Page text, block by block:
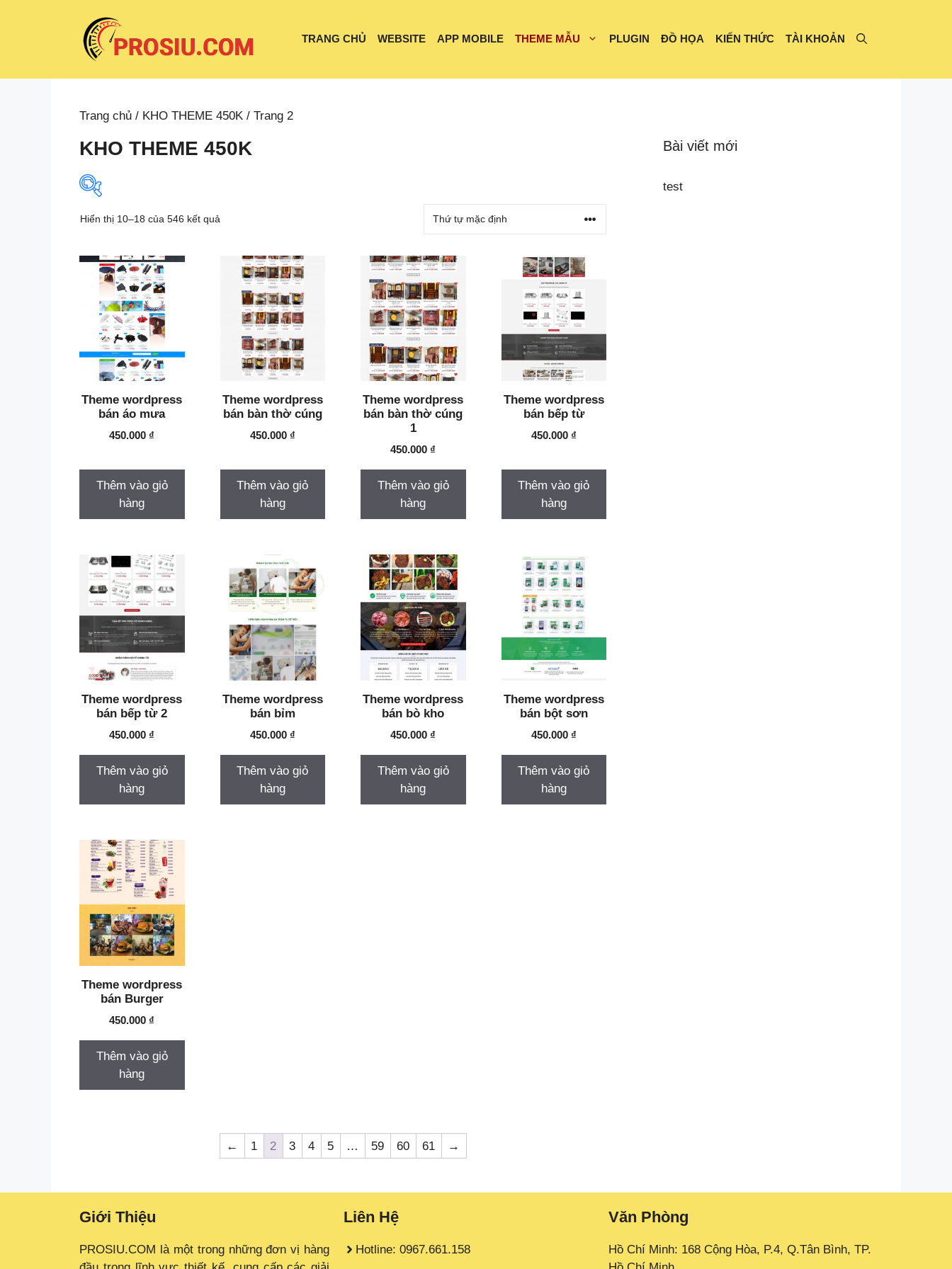
TRANG CHỦ WEBSITE APP MOBILE THEME MẪU PLUGIN ĐỒ HỌA KIẾN THỨC TÀI KHOẢN
Trang chủ / KHO THEME 450K / Trang 2
KHO THEME 450K
Danh mục sản phẩm
Theme Bán Hàng
Theme Bán Hoa
Theme Bán Khoá học
Theme Bán Ô Tô
Theme Bất động sản
Theme Cơ Khí
Theme Dịch Vụ
Theme Điện Máy
Theme Du lịch
Theme Giới Thiệu Công TY
Theme Hot
Theme Khách sạn
Theme Landing page
Theme Mỹ Phẩm
Theme Nhà hàng
Theme Spa
Theme studio áo cưới
Theme Thực Phẩm
Theme Thực Phẩm Chức
Năng
Theme Tin tức
Theme trường Học
Theme WordPress Nội Thất
Theme Xây dựng
Theme Y Tế
Theme Y Tế Sức Khỏe
Hiển thị 10–18 của 546 kết quả
Theme wordpress
bán áo mưa
450.000 ₫
Thêm vào giỏ
hàng
Theme wordpress
bán bàn thờ cúng
450.000 ₫
Thêm vào giỏ
hàng
Theme wordpress
bán bàn thờ cúng
1
450.000 ₫
Thêm vào giỏ
hàng
Theme wordpress
bán bếp từ
450.000 ₫
Thêm vào giỏ
hàng
Theme wordpress
bán bếp từ 2
450.000 ₫
Thêm vào giỏ
hàng
Theme wordpress
bán bỉm
450.000 ₫
Thêm vào giỏ
hàng
Theme wordpress
bán bò kho
450.000 ₫
Thêm vào giỏ
hàng
Theme wordpress
bán bột sơn
450.000 ₫
Thêm vào giỏ
hàng
Theme wordpress
bán Burger
450.000 ₫
Thêm vào giỏ
hàng
← 1 2 3 4 5 … 59 60 61 →
Bài viết mới
test
Giới Thiệu
PROSIU.COM là một trong những đơn vị hàng
Liên Hệ
Hotline: 0967.661.158
Văn Phòng
Hồ Chí Minh: 168 Cộng Hòa, P.4, Q.Tân Bình, TP.